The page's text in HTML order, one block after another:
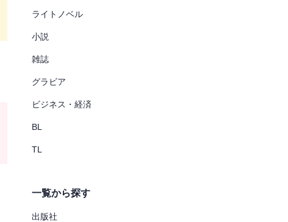
ライトノベル
小説
雑誌
グラビア
ビジネス・経済
BL
TL
一覧から探す
出版社